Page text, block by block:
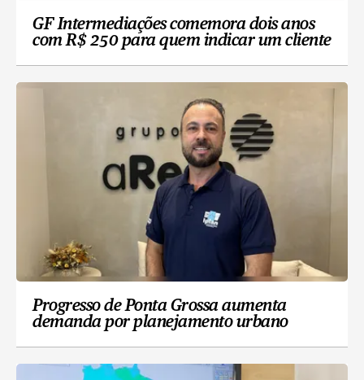
GF Intermediações comemora dois anos
com R$ 250 para quem indicar um cliente
Progresso de Ponta Grossa aumenta
demanda por planejamento urbano